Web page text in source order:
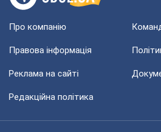
Про компанію
Правова інформація
Реклама на сайті
Редакційна політика